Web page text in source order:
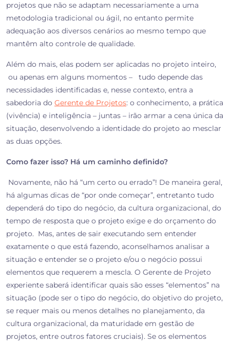
projetos que não se adaptam necessariamente a uma
metodologia tradicional ou ágil, no entanto permite
adequação aos diversos cenários ao mesmo tempo que
mantêm alto controle de qualidade.
Além do mais, elas podem ser aplicadas no projeto inteiro,
ou apenas em alguns momentos – tudo depende das
necessidades identificadas e, nesse contexto, entra a
sabedoria do Gerente de Projetos: o conhecimento, a prática
(vivência) e inteligência – juntas – irão armar a cena única da
situação, desenvolvendo a identidade do projeto ao mesclar
as duas opções.
Como fazer isso? Há um caminho definido?
Novamente, não há “um certo ou errado”! De maneira geral,
há algumas dicas de “por onde começar”, entretanto tudo
dependerá do tipo do negócio, da cultura organizacional, do
tempo de resposta que o projeto exige e do orçamento do
projeto. Mas, antes de sair executando sem entender
exatamente o que está fazendo, aconselhamos analisar a
situação e entender se o projeto e/ou o negócio possui
elementos que requerem a mescla. O Gerente de Projeto
experiente saberá identificar quais são esses “elementos” na
situação (pode ser o tipo do negócio, do objetivo do projeto,
se requer mais ou menos detalhes no planejamento, da
cultura organizacional, da maturidade em gestão de
projetos, entre outros fatores cruciais). Se os elementos